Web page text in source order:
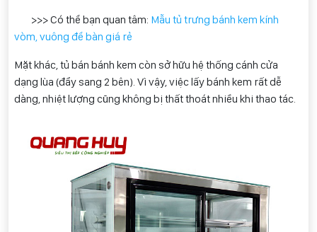
>>> Có thể bạn quan tâm: Mẫu tủ trưng bánh kem kính
vòm, vuông để bàn giá rẻ
Mặt khác, tủ bán bánh kem còn sở hữu hệ thống cánh cửa
dạng lùa (đẩy sang 2 bên). Vì vậy, việc lấy bánh kem rất dễ
dàng, nhiệt lượng cũng không bị thất thoát nhiều khi thao tác.